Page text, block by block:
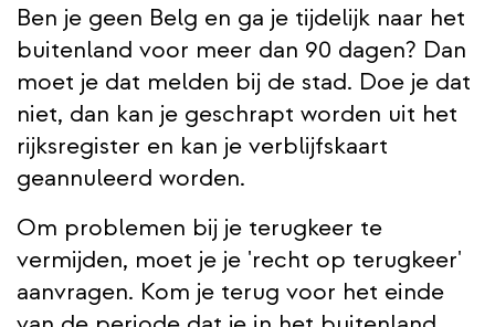
Ben je geen Belg en ga je tijdelijk naar het
buitenland voor meer dan 90 dagen? Dan
moet je dat melden bij de stad. Doe je dat
niet, dan kan je geschrapt worden uit het
rijksregister en kan je verblijfskaart
geannuleerd worden.
Om problemen bij je terugkeer te
vermijden, moet je je 'recht op terugkeer'
aanvragen. Kom je terug voor het einde